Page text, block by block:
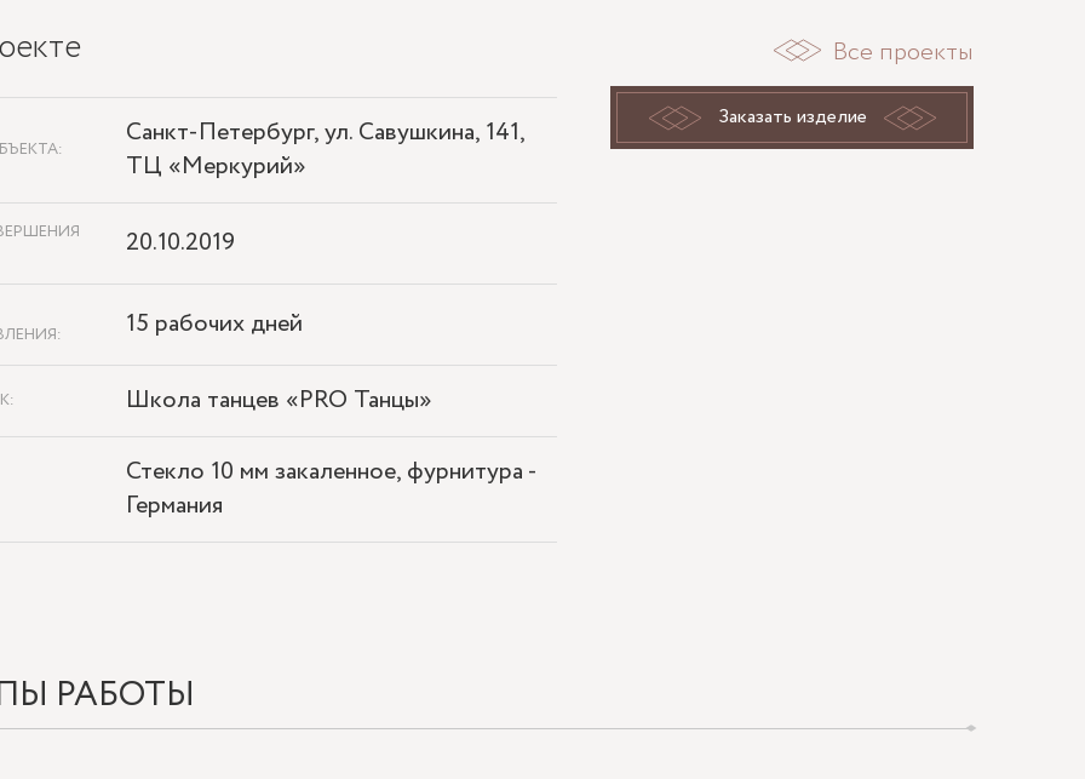
Все проекты
Заказать изделие
Санкт-Петербург, ул. Савушкина, 141,
ТЦ «Меркурий»
20.10.2019
15 рабочих дней
Школа танцев «PRO Танцы»
Стекло 10 мм закаленное, фурнитура -
Германия
РАБОТЫ